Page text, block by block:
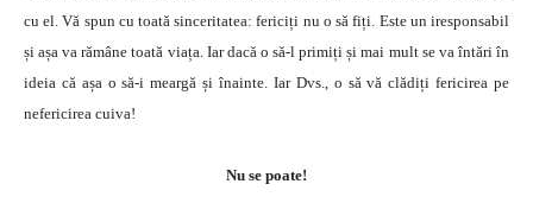
cu el. Vă spun cu toată sinceritatea: fericiți nu o să fiți. Este un iresponsabil
și așa va rămâne toată viața. Iar dacă o să-l primiți și mai mult se va întări în
ideia că așa o să-i meargă și înainte. Iar Dvs., o să vă clădiți fericirea pe
nefericirea cuiva!
Nu se poate!